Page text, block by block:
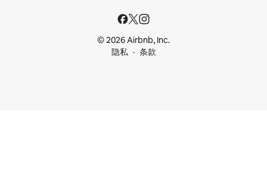
© 2026 Airbnb, Inc.
隐私
条款